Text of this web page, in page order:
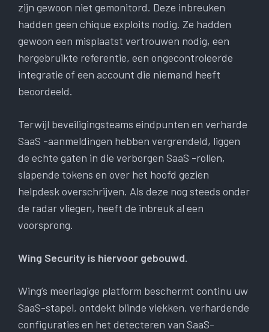
zijn gewoon niet gemonitord. Deze inbreuken
hadden geen chique exploits nodig. Ze hadden
gewoon een misplaatst vertrouwen nodig, een
hergebruikte referentie, een ongecontroleerde
integratie of een account die niemand heeft
beoordeeld.
Terwijl beveiligingsteams eindpunten en verharde
SaaS -aanmeldingen hebben vergrendeld, liggen
de echte gaten in die verborgen SaaS -rollen,
slapende tokens en over het hoofd gezien
helpdesk overschrijven. Als deze nog steeds onder
de radar vliegen, heeft de inbreuk al een
voorsprong.
Wing Security is hiervoor gebouwd.
Wing’s meerlagige platform beschermt continu uw
SaaS-stapel, ontdekt blinde vlekken, verhardende
configuraties en het detecteren van SaaS-